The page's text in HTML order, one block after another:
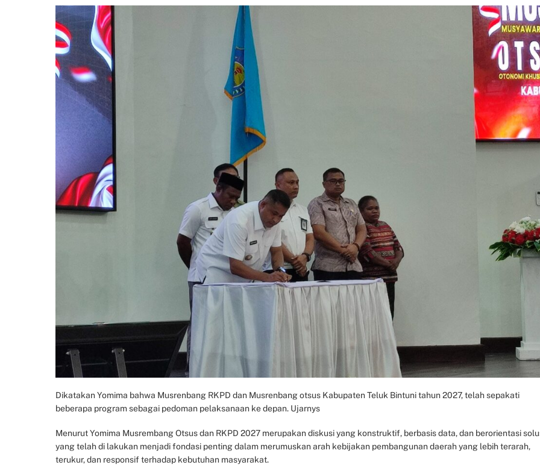
Dikatakan Yomima bahwa Musrenbang RKPD dan Musrenbang otsus Kabupaten Teluk Bintuni tahun 2027, telah sepakati
beberapa program sebagai pedoman pelaksanaan ke depan. Ujarnys
Menurut Yomima Musrembang Otsus dan RKPD 2027 merupakan diskusi yang konstruktif, berbasis data, dan berorientasi
yang telah di lakukan menjadi fondasi penting dalam merumuskan arah kebijakan pembangunan daerah yang lebih terarah,
terukur, dan responsif terhadap kebutuhan masyarakat.